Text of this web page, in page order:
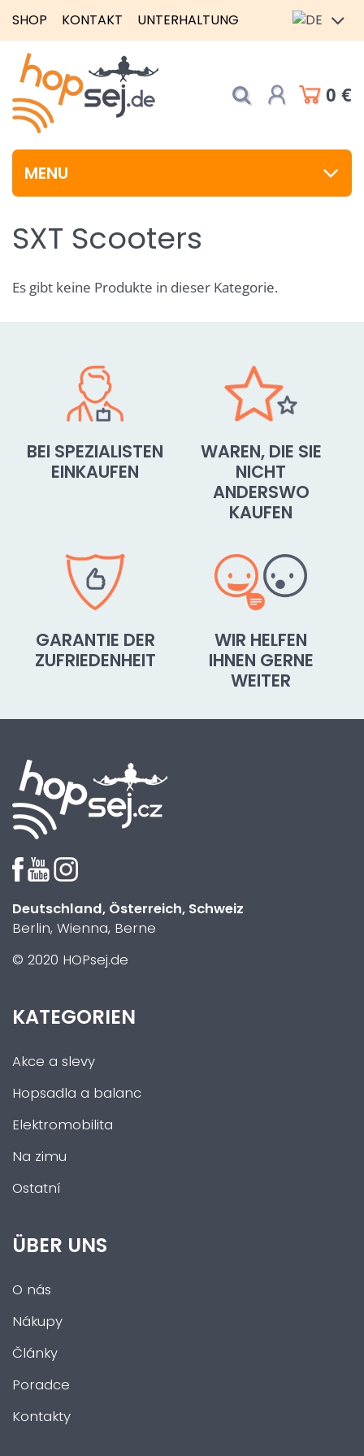
SHOP KONTAKT UNTERHALTUNG
0 €
MENU
SXT Scooters
Es gibt keine Produkte in dieser Kategorie.
BEI SPEZIALISTEN
EINKAUFEN
WAREN, DIE SIE
NICHT
ANDERSWO
KAUFEN
GARANTIE DER
ZUFRIEDENHEIT
WIR HELFEN
IHNEN GERNE
WEITER
Deutschland, Österreich, Schweiz
Berlin, Wienna, Berne
© 2020 HOPsej.de
KATEGORIEN
Akce a slevy
Hopsadla a balanc
Elektromobilita
Na zimu
Ostatní
ÜBER UNS
O nás
Nákupy
Články
Poradce
Kontakty